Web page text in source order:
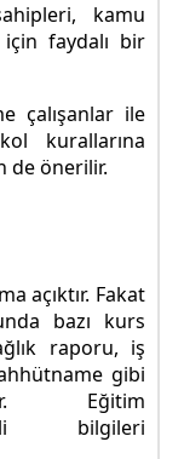
kamu
faydalı bir
çalışanlar ile
kurallarına
de önerilir.
açıktır. Fakat
bazı kurs
raporu, iş
gibi
Eğitim
bilgileri